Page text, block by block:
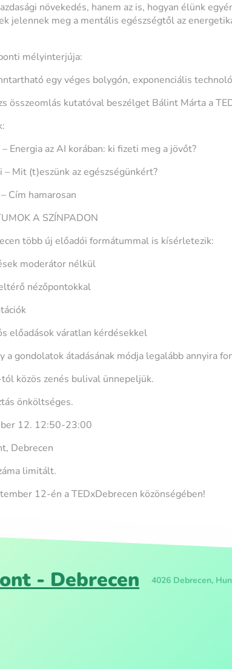
növekedés, hanem az is, hogyan élünk
jelennek meg a mentális egészségtől az
mélyinterjúja:
egy véges bolygón, exponenciális
összeomlás kutatóval beszélget Bálint Márta a
Energia az AI korában: ki fizeti meg a jövőt?
Mit (t)eszünk az egészségünkért?
Cím hamarosan
A SZÍNPADON
több új előadói formátummal is kísérletezik:
moderátor nélkül
nézőpontokkal
előadások váratlan kérdésekkel
a gondolatok átadásának módja legalább annyira
közös zenés bulival ünnepeljük.
önköltséges.
12. 12:50-23:00
Debrecen
limitált.
12-én a TEDxDebrecen közönségében!
- Debrecen 4026 Debrecen,